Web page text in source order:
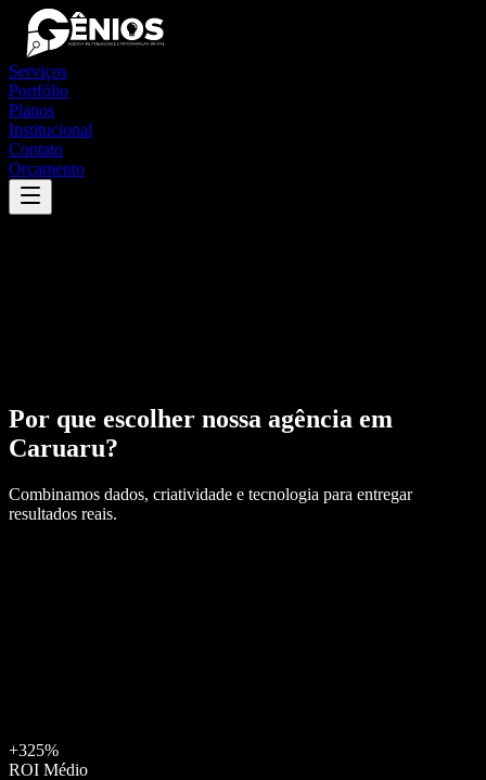
Serviços
Portfólio
Planos
Institucional
Contato
Orçamento
Por que escolher nossa agência em
Caruaru?
Combinamos dados, criatividade e tecnologia para entregar
resultados reais.
+325%
ROI Médio